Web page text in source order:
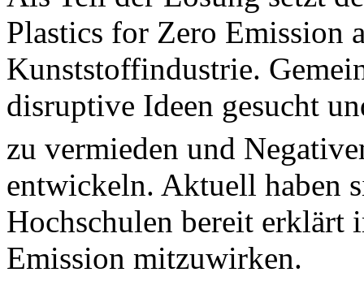
Plastics for Zero Emission
Kunststoffindustrie.
disruptive Ideen gesucht
zu vermieden und
entwickeln. Aktuell haben
Hochschulen bereit erklärt
Emission mitzuwirken.